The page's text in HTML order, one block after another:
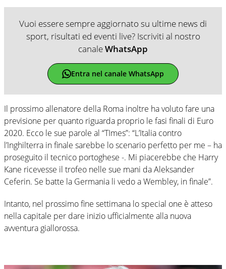
Vuoi essere sempre aggiornato su ultime news di
sport, risultati ed eventi live? Iscriviti al nostro
canaleWhatsApp
Entra nel canale WhatsApp
Il prossimo allenatore della Roma inoltre ha voluto fare una
previsione per quanto riguarda proprio le fasi finali di Euro
2020. Ecco le sue parole al “TImes”: “L’Italia contro
l’Inghilterra in finale sarebbe lo scenario perfetto per me – ha
proseguito il tecnico portoghese -. Mi piacerebbe che Harry
Kane ricevesse il trofeo nelle sue mani da Aleksander
Ceferin. Se batte la Germania li vedo a Wembley, in finale”.
Intanto, nel prossimo fine settimana lo special one è atteso
nella capitale per dare inizio ufficialmente alla nuova
avventura giallorossa.